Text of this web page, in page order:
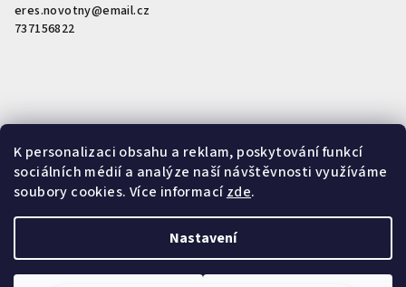
K personalizaci obsahu a reklam, poskytování funkcí
sociálních médií a analýze naší návštěvnosti využíváme
soubory cookies. Více informacízde.
Nastavení
eres.novotny@email.cz
737156822
Nákupní košík
Všechna práva vyhrazena.Upravit nastavení cookies